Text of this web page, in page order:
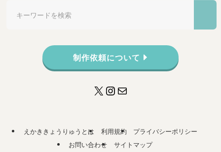
制作依頼について
X Instagram
メール
えかききょうりゅうとは 利用規約
プライバシーポリシー
お問い合わせ
サイトマップ